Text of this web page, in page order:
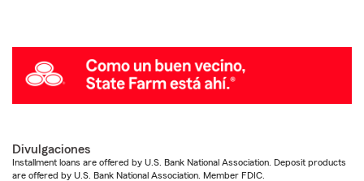
Divulgaciones
Installment loans are offered by U.S. Bank National Association. Deposit products
are offered by U.S. Bank National Association. Member FDIC.